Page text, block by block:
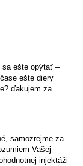
sa ešte opýtať –
ešte diery
ďakujem za
samozrejme za
Vašej
injektáži